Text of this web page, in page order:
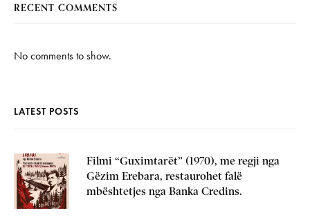
RECENT COMMENTS
No comments to show.
LATEST POSTS
Filmi “Guximtarët” (1970), me regji nga
Gëzim Erebara, restaurohet falë
mbështetjes nga Banka Credins.